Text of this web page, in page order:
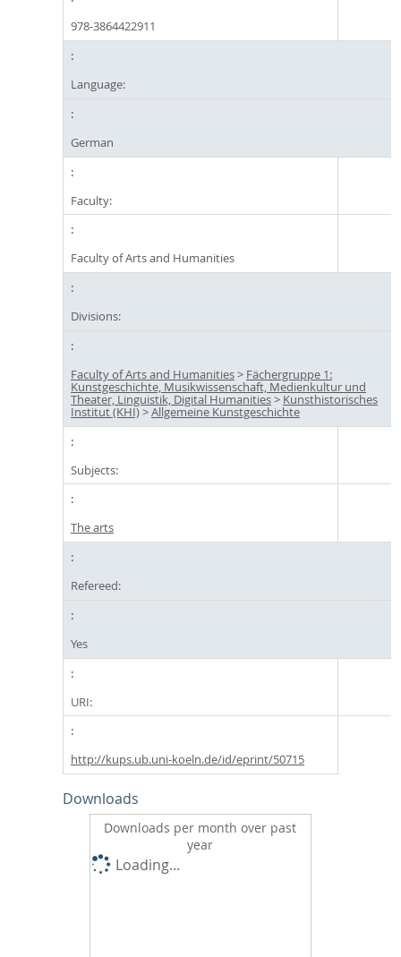
978-3864422911
Language:
German
Faculty:
Faculty of Arts and Humanities
Divisions:
Faculty of Arts and Humanities> Fächergruppe 1:
Kunstgeschichte, Musikwissenschaft, Medienkultur und
Theater, Linguistik, Digital Humanities> Kunsthistorisches
Institut (KHI)>Allgemeine Kunstgeschichte
Subjects:
The arts
Refereed:
Yes
URI:
http://kups.ub.uni-koeln.de/id/eprint/50715
Downloads
Downloads per month over past
year
Loading...